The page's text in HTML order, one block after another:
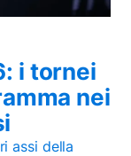
i tornei
nei
assi della